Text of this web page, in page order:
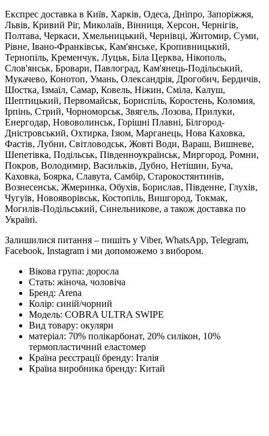
Експрес доставка в Київ, Харків, Одеса, Дніпро, Запоріжжя,
Львів, Кривий Ріг, Миколаїв, Вінниця, Херсон, Чернігів,
Полтава, Черкаси, Хмельницький, Чернівці, Житомир, Суми,
Рівне, Івано-Франківськ, Кам'янське, Кропивницький,
Тернопіль, Кременчук, Луцьк, Біла Церква, Нікополь,
Слов'янськ, Бровари, Павлоград, Кам'янець-Подільський,
Мукачево, Конотоп, Умань, Олександрія, Дрогобич, Бердичів,
Шостка, Ізмаїл, Самар, Ковель, Ніжин, Сміла, Калуш,
Шептицький, Первомайськ, Бориспіль, Коростень, Коломия,
Ірпінь, Стрий, Чорноморськ, Звягель, Лозова, Прилуки,
Енергодар, Нововолинськ, Горішні Плавні, Білгород-
Дністровський, Охтирка, Ізюм, Марганець, Нова Каховка,
Фастів, Лубни, Світловодськ, Жовті Води, Вараш, Вишневе,
Шепетівка, Подільськ, Південноукраїнськ, Миргород, Ромни,
Покров, Володимир, Васильків, Дубно, Нетішин, Буча,
Каховка, Боярка, Славута, Самбір, Старокостянтинів,
Вознесенськ, Жмеринка, Обухів, Борислав, Південне, Глухів,
Чугуїв, Новояворівськ, Костопіль, Вишгород, Токмак,
Могилів-Подільський, Синельникове, а також доставка по
Україні.
Залишилися питання – пишіть у Viber, WhatsApp, Telegram,
Facebook, Instagram і ми допоможемо з вибором.
Вікова група: доросла
Стать: жіноча, чоловіча
Бренд: Arena
Колір: синій/чорний
Модель: COBRA ULTRA SWIPE
Вид товару: окуляри
матеріал: 70% полікарбонат, 20% силікон, 10%
термопластичний еластомер
Країна реєстрації бренду: Італія
Країна виробника бренду: Китай